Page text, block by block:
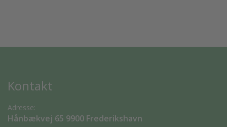
Kontakt
Adresse:
Hånbækvej 65 9900 Frederikshavn